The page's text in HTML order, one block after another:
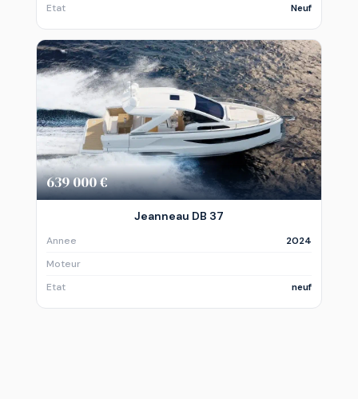
Etat
Neuf
639 000 €
Jeanneau DB 37
Annee
2024
Moteur
Etat
neuf